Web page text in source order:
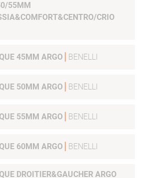
55MM
CRIO
45MM ARGO BENELLI
50MM ARGO BENELLI
55MM ARGO BENELLI
60MM ARGO BENELLI
DROITIER&GAUCHER ARGO